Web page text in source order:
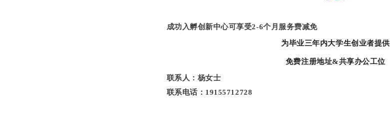
成功入孵创新中心可享受2-6个月服务费减免
为毕业三年内大学生创业者提供
免费注册地址&共享办公工位
联系人：杨女士
联系电话：19155712728